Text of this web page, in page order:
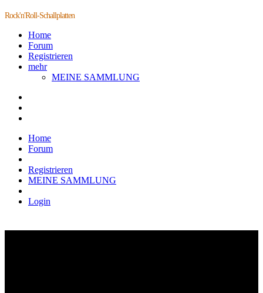
Rock'n'Roll-Schallplatten
Home
Forum
Registrieren
mehr
MEINE SAMMLUNG
Home
Forum
Registrieren
MEINE SAMMLUNG
Login